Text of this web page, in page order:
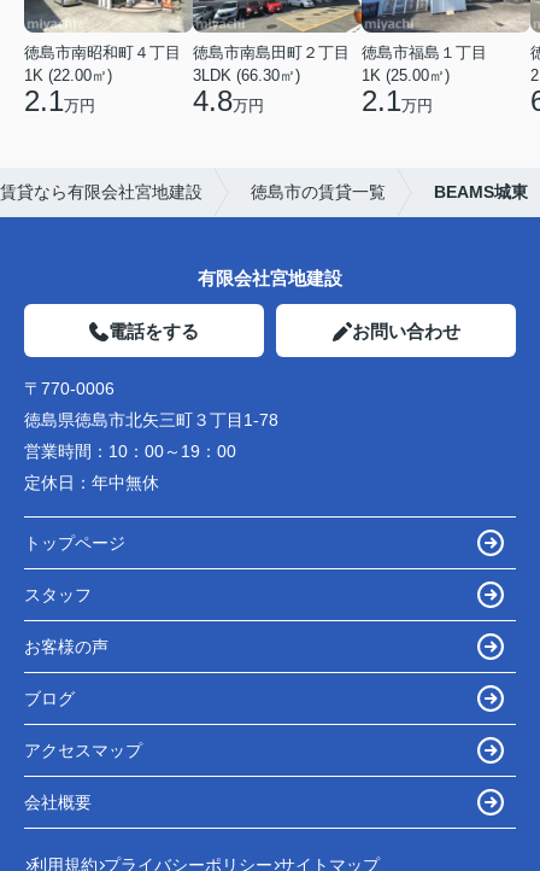
徳島市南昭和町４丁目
1K (22.00㎡)
2.1万円
徳島市南島田町２丁目
3LDK (66.30㎡)
4.8万円
徳島市福島１丁目
1K (25.00㎡)
2.1万円
貸なら有限会社宮地建設 徳島市の賃貸一覧 BEAMS城東
有限会社宮地建設
電話をする お問い合わせ
〒770-0006
徳島県徳島市北矢三町３丁目1-78
営業時間： 10：00～19：00
定休日： 年中無休
トップページ
スタッフ
お客様の声
ブログ
アクセスマップ
会社概要
利用規約 プライバシーポリシー サイトマップ